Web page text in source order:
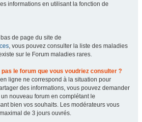
informations en utilisant la fonction de
de page du site de
, vous pouvez consulter la liste des maladies
sur le Forum maladies rares.
le forum que vous voudriez consulter ?
ligne ne correspond à la situation pour
des informations, vous pouvez demander
nouveau forum en complétant le
bien vos souhaits. Les modérateurs vous
de 3 jours ouvrés.